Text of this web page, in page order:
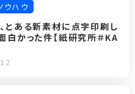
ウハウ
とある新素材に点字印刷し
白かった件【紙研究所＃KA